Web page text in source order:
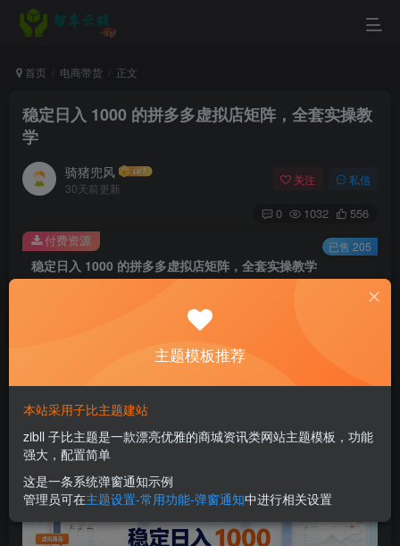
首页 电商带货 正文
稳定日入 1000 的拼多多虚拟店矩阵，全套实操教
学
骑猪兜风
30天前更新
关注 私信
0 1032 556
稳定日入 1000 的拼多多虚拟店矩阵，全套实操教学
9.9
付费资源 已售 205
主题模板推荐
本站采用子比主题建站
zibll 子比主题是一款漂亮优雅的商城资讯类网站主题模板，功能
强大，配置简单
这是一条系统弹窗通知示例
管理员可在主题设置-常用功能-弹窗通知中进行相关设置